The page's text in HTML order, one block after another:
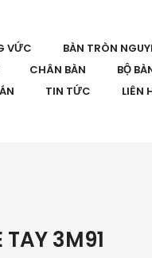
VỨC
BÀN TRÒN
CHÂN BÀN
BỘ
TIN TỨC LIÊN
3M91